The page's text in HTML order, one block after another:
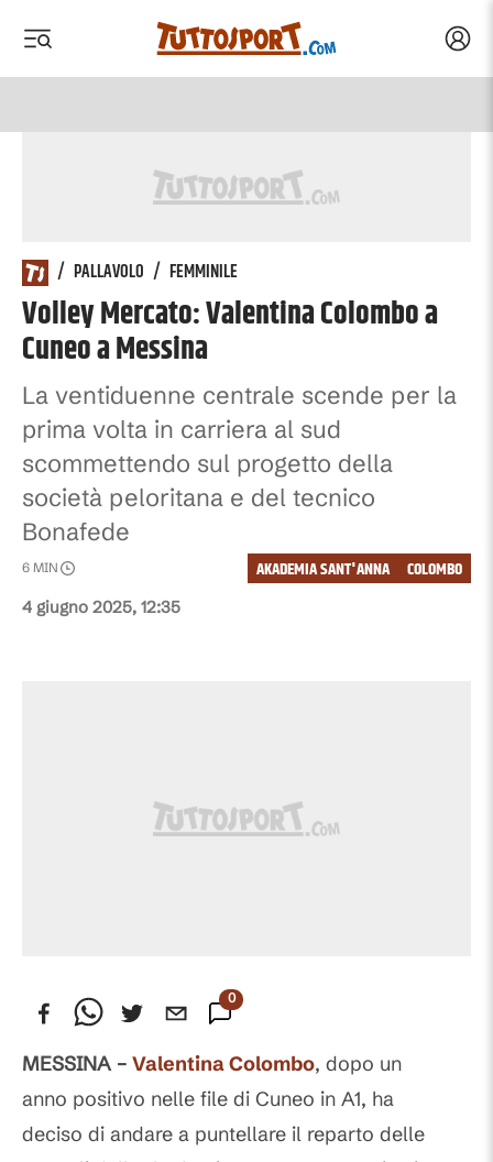
/ PALLAVOLO / FEMMINILE
Volley Mercato: Valentina Colombo a
Cuneo a Messina
La ventiduenne centrale scende per la
prima volta in carriera al sud
scommettendo sul progetto della
società peloritana e del tecnico
Bonafede
4 giugno 2025, 12:35
6 MIN COLOMBO
AKADEMIA SANT'ANNA
0
MESSINA – Valentina Colombo, dopo un
anno positivo nelle file di Cuneo in A1, ha
deciso di andare a puntellare il reparto delle